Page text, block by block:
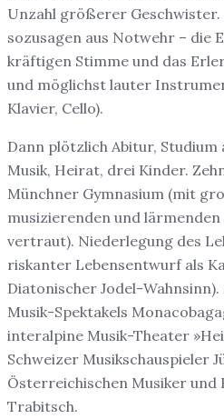
Unzahl größerer
sozusagen aus Notwehr – die
kräftigen Stimme und das
und möglichst lauter
Klavier, Cello).
Dann plötzlich Abitur,
Musik, Heirat, drei Kinder.
Münchner Gymnasium (mit
musizierenden und
vertraut). Niederlegung des
riskanter Lebensentwurf als
Diatonischer Jodel-
Musik-Spektakels
interalpine Musik-Theater
Schweizer Musikschauspieler
Österreichischen Musiker und
Trabitsch.